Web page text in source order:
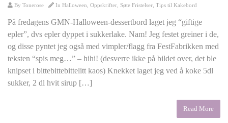
By Tonerose In Halloween Oppskrifter Søte Fristelser Tips til Kakebord
På fredagens GMN-Halloween-dessertbord laget jeg “giftige
epler”, dvs epler dyppet i sukkerlake. Nam! Jeg festet greiner i de,
og disse pyntet jeg også med vimpler/flagg fra FestFabrikken med
teksten “spis meg…” – hihi! (desverre ikke på bildet over, det ble
knipset i bittebittebittelitt kaos) Knekket laget jeg ved å koke 5dl
sukker, 2 dl hvit sirup […]
Read More